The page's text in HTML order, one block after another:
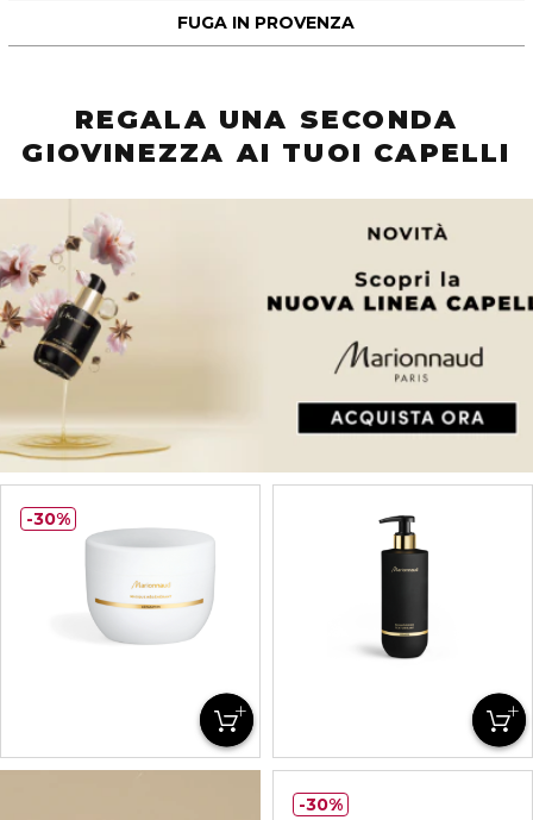
FUGA IN PROVENZA
REGALA UNA SECONDA
GIOVINEZZA AI TUOI CAPELLI
30%
30%